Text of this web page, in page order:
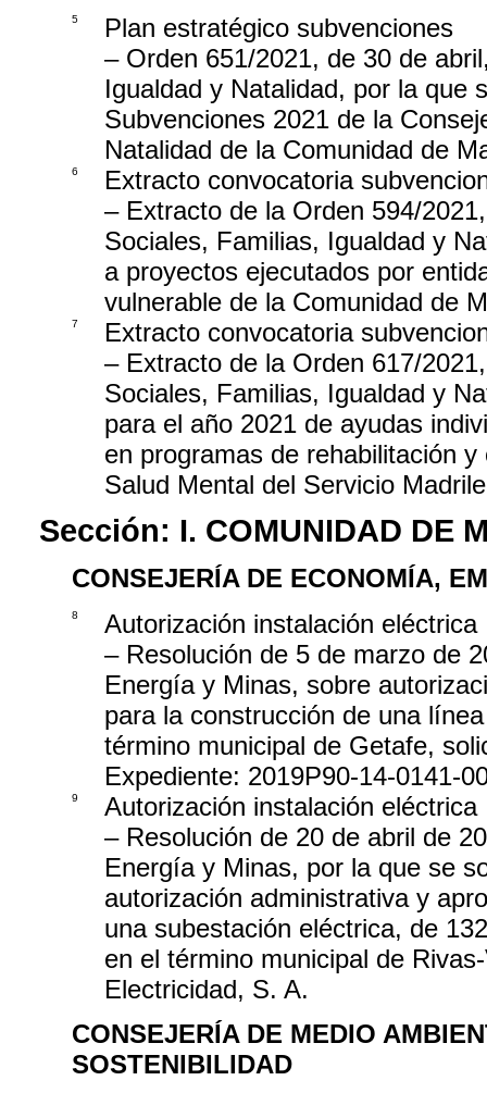
5
Plan estratégico subvenciones
– Orden 651/2021, de 30 de
Igualdad y Natalidad, por la que
Subvenciones 2021 de la
Natalidad de la Comunidad de
6
Extracto convocatoria
– Extracto de la Orden 594/
Sociales, Familias, Igualdad y
a proyectos ejecutados por
vulnerable de la Comunidad de
7
Extracto convocatoria
– Extracto de la Orden 617/
Sociales, Familias, Igualdad y
para el año 2021 de ayudas
en programas de rehabilitación
Salud Mental del Servicio
Sección: I. COMUNIDAD DE
CONSEJERÍA DE ECONOMÍA,
8
Autorización instalación eléctrica
– Resolución de 5 de marzo de
Energía y Minas, sobre
para la construcción de una
término municipal de Getafe,
Expediente: 2019P90-14-0141-
9
Autorización instalación eléctrica
– Resolución de 20 de abril de
Energía y Minas, por la que se
autorización administrativa y
una subestación eléctrica, de
en el término municipal de
Electricidad, S. A.
CONSEJERÍA DE MEDIO
SOSTENIBILIDAD